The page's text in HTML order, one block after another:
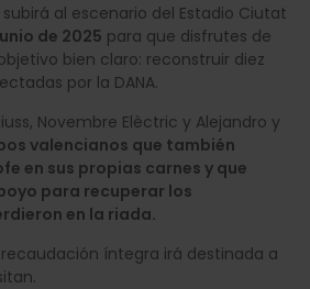
al escenario del Estadio Ciutat
de 2025 para que disfrutes de
bien claro: reconstruir diez
por la DANA.
Novembre Elèctric y Alejandro y
valencianos que también
en sus propias carnes y que
para recuperar los
en la riada.
recaudación íntegra irá destinada a